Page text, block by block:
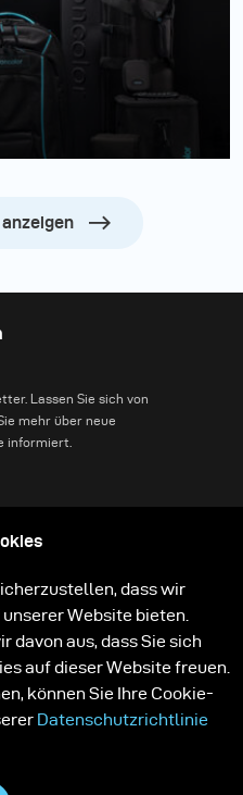
Lassen Sie sich von
mehr über neue
informiert.
Technologien
Lernen
Karriere
dass wir
Website bieten.
davon aus, dass Sie sich
auf dieser Website freuen.
können Sie Ihre Cookie-
Datenschutzrichtlinie